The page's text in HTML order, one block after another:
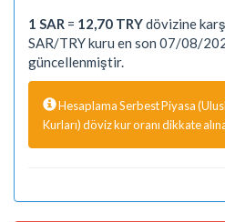
1 SAR = 12,70 TRYdövizine
SAR/TRY kuru en son 07/08/
güncellenmiştir.
Hesaplama Serbest Piyasa
Kurları) döviz kur oranı dikkate